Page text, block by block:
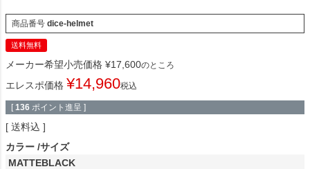
商品番号 dice-helmet
送料無料
メーカー希望小売価格 ¥17,600のところ
エレスポ価格 ¥14,960税込
[ 136 ポイント進呈 ]
送料込
カラー サイズ
MATTEBLACK